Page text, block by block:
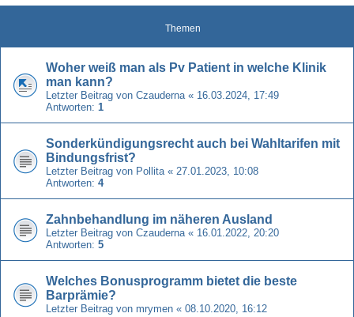
Themen
Woher weiß man als Pv Patient in welche Klinik
man kann?
Letzter Beitrag von Czauderna « 16.03.2024, 17:49
Antworten: 1
Sonderkündigungsrecht auch bei Wahltarifen mit
Bindungsfrist?
Letzter Beitrag von Pollita « 27.01.2023, 10:08
Antworten: 4
Zahnbehandlung im näheren Ausland
Letzter Beitrag von Czauderna « 16.01.2022, 20:20
Antworten: 5
Welches Bonusprogramm bietet die beste
Barprämie?
Letzter Beitrag von mrymen « 08.10.2020, 16:12